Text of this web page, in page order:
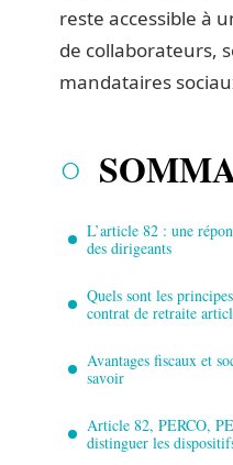
reste accessible à
de collaborateurs,
mandataires
L’article 82 : une
des dirigeants
Quels sont les
contrat de retraite
Avantages fiscaux et
savoir
Article 82, PERCO,
distinguer les